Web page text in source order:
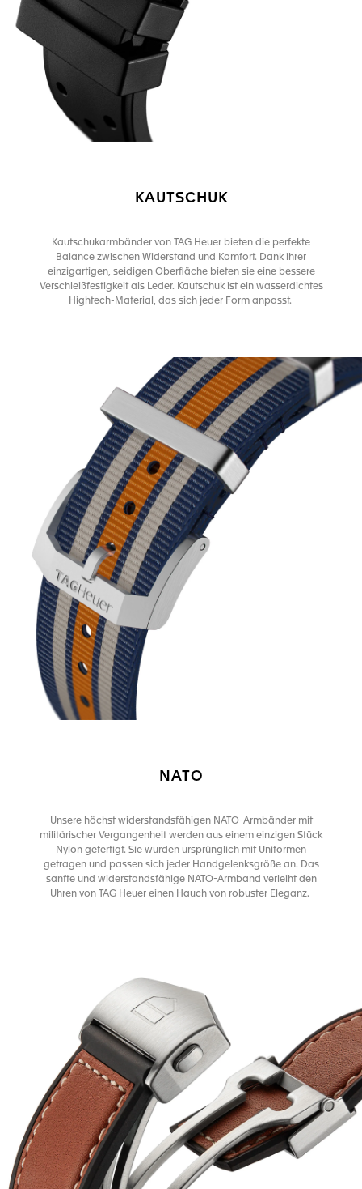
KAUTSCHUK
Kautschukarmbänder von TAG Heuer bieten die perfekte
Balance zwischen Widerstand und Komfort. Dank ihrer
einzigartigen, seidigen Oberfläche bieten sie eine bessere
Verschleißfestigkeit als Leder. Kautschuk ist ein wasserdichtes
Hightech-Material, das sich jeder Form anpasst.
NATO
Unsere höchst widerstandsfähigen NATO-Armbänder mit
militärischer Vergangenheit werden aus einem einzigen Stück
Nylon gefertigt. Sie wurden ursprünglich mit Uniformen
getragen und passen sich jeder Handgelenksgröße an. Das
sanfte und widerstandsfähige NATO-Armband verleiht den
Uhren von TAG Heuer einen Hauch von robuster Eleganz.